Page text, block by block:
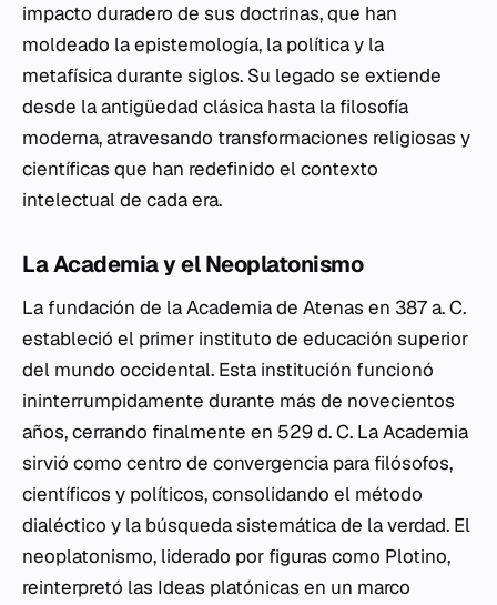
impacto duradero de sus doctrinas, que han
moldeado la epistemología, la política y la
metafísica durante siglos. Su legado se extiende
desde la antigüedad clásica hasta la filosofía
moderna, atravesando transformaciones religiosas y
científicas que han redefinido el contexto
intelectual de cada era.
La Academia y el Neoplatonismo
La fundación de la Academia de Atenas en 387 a. C.
estableció el primer instituto de educación superior
del mundo occidental. Esta institución funcionó
ininterrumpidamente durante más de novecientos
años, cerrando finalmente en 529 d. C. La Academia
sirvió como centro de convergencia para filósofos,
científicos y políticos, consolidando el método
dialéctico y la búsqueda sistemática de la verdad. El
neoplatonismo, liderado por figuras como Plotino,
reinterpretó las Ideas platónicas en un marco